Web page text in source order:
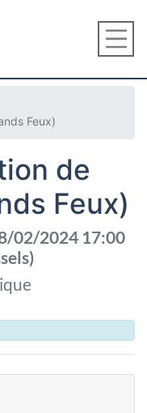
Feux)
de
Feux)
02/2024 17:00
)